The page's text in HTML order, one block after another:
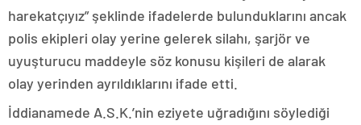
harekatçıyız” şeklinde ifadelerde bulunduklarını ancak
polis ekipleri olay yerine gelerek silahı, şarjör ve
uyuşturucu maddeyle söz konusu kişileri de alarak
olay yerinden ayrıldıklarını ifade etti.
İddianamede A.S.K.’nin eziyete uğradığını söylediği